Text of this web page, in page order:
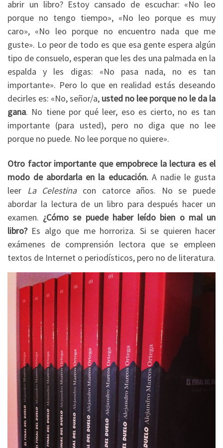
abrir un libro? Estoy cansado de escuchar: «No leo
porque no tengo tiempo», «No leo porque es muy
caro», «No leo porque no encuentro nada que me
guste». Lo peor de todo es que esa gente espera algún
tipo de consuelo, esperan que les des una palmada en la
espalda y les digas: «No pasa nada, no es tan
importante». Pero lo que en realidad estás deseando
decirles es: «No, señor/a, usted no lee porque no le da la
gana. No tiene por qué leer, eso es cierto, no es tan
importante (para usted), pero no diga que no lee
porque no puede. No lee porque no quiere».
Otro factor importante que empobrece la lectura es el
modo de abordarla en la educación.A nadie le gusta
leer La Celestinacon catorce años. No se puede
abordar la lectura de un libro para después hacer un
examen. ¿Cómo se puede haber leído bien o mal un
libro?Es algo que me horroriza. Si se quieren hacer
exámenes de comprensión lectora que se empleen
textos de Internet o periodísticos, pero no de literatura.